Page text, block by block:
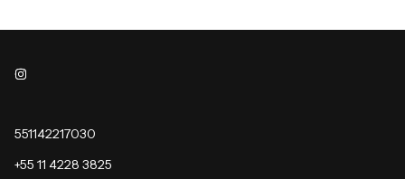
551142217030
+55 11 4228 3825